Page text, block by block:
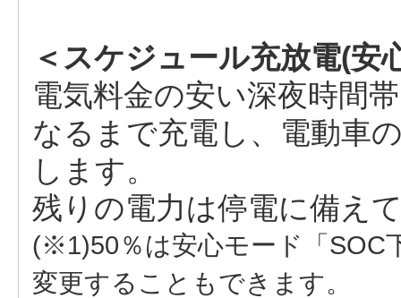
＜スケジュール充放電(安
電気料金の安い深夜時間
なるまで充電し、電動車
します。
残りの電力は停電に備え
(※1)50％は安心モード「SOC
変更することもできます。